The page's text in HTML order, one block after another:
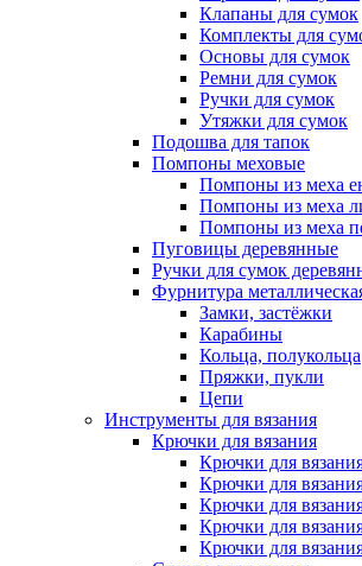
Клапаны для сумок
Комплекты для
Основы для сумок
Ремни для сумок
Ручки для сумок
Утяжки для сумок
Подошва для тапок
Помпоны меховые
Помпоны из меха
Помпоны из меха
Помпоны из меха
Пуговицы деревянные
Ручки для сумок
Фурнитура
Замки, застёжки
Карабины
Кольца, полукольца
Пряжки, пукли
Цепи
Инструменты для вязания
Крючки для вязания
Крючки для
Крючки для
Крючки для
Крючки для
Крючки для